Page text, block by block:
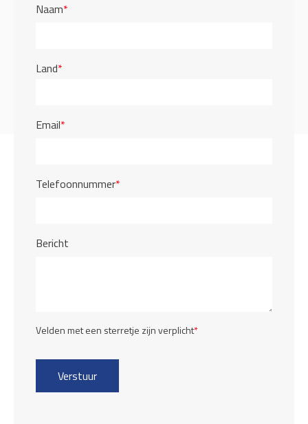
Naam*
Land*
Email*
Telefoonnummer*
Bericht
Velden met een sterretje zijn verplicht*